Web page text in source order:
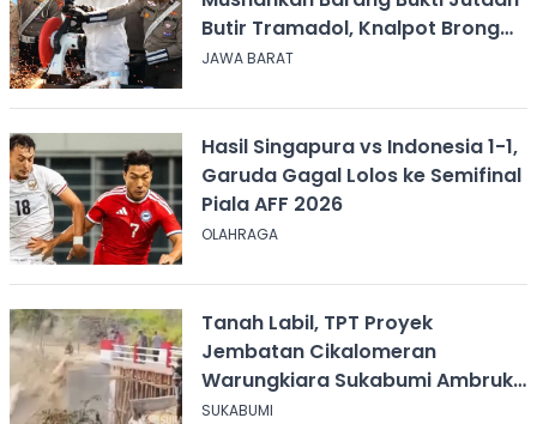
Butir Tramadol, Knalpot Brong
hingga Miras
JAWA BARAT
Hasil Singapura vs Indonesia 1-1,
Garuda Gagal Lolos ke Semifinal
Piala AFF 2026
OLAHRAGA
Tanah Labil, TPT Proyek
Jembatan Cikalomeran
Warungkiara Sukabumi Ambruk
Saat Pengurugan
SUKABUMI